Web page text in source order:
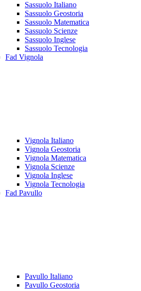
Sassuolo Italiano
Sassuolo Geostoria
Sassuolo Matematica
Sassuolo Scienze
Sassuolo Inglese
Sassuolo Tecnologia
Fad Vignola
Vignola Italiano
Vignola Geostoria
Vignola Matematica
Vignola Scienze
Vignola Inglese
Vignola Tecnologia
Fad Pavullo
Pavullo Italiano
Pavullo Geostoria